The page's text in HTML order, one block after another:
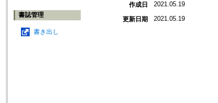
書誌管理
書き出し
作成日 2021.05.19
更新日期 2021.05.19